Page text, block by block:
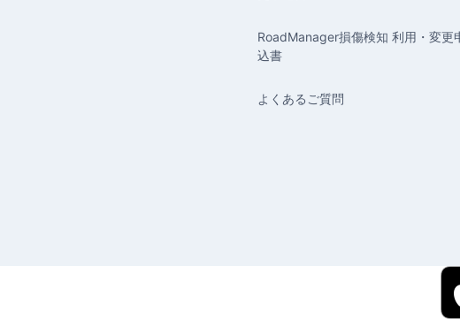
RoadManager損傷検知 利用・変更
込書
よくあるご質問